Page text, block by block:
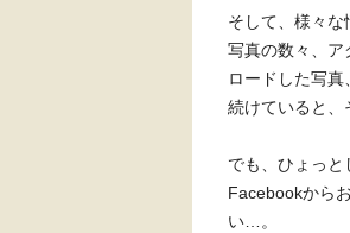
そして、様々
写真の数々、ア
ロードした写
続けていると、
でも、ひょっ
Facebookから
い…。